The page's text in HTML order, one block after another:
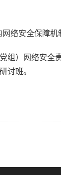
络安全保障机
组）网络安全
讨班。